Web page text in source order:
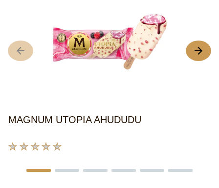
MAGNUM UTOPIA AHUDUDU
Bu